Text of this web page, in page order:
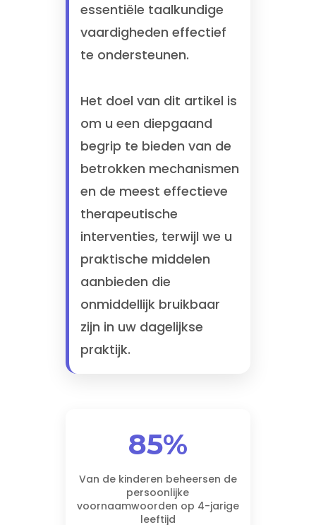
essentiële taalkundige
vaardigheden effectief
te ondersteunen.
Het doel van dit artikel is
om u een diepgaand
begrip te bieden van de
betrokken mechanismen
en de meest effectieve
therapeutische
interventies, terwijl we u
praktische middelen
aanbieden die
onmiddellijk bruikbaar
zijn in uw dagelijkse
praktijk.
85%
Van de kinderen beheersen de
persoonlijke
voornaamwoorden op 4-jarige
leeftijd